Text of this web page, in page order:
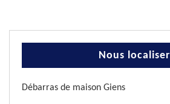
Nous localiser
Débarras de maison Giens